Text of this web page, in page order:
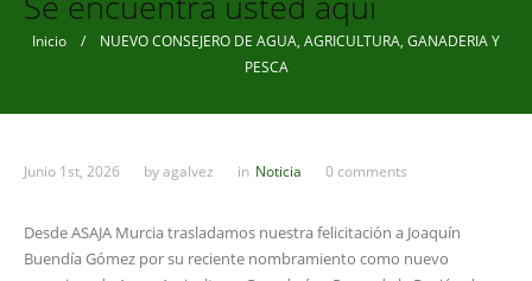
Inicio / NUEVO CONSEJERO DE AGUA, AGRICULTURA, GANADERIA Y
PESCA
Junio 1st, 2026 byagalvez in Noticia 0 comments
Desde ASAJA Murcia trasladamos nuestra felicitación a Joaquín
Buendía Gómez por su reciente nombramiento como nuevo